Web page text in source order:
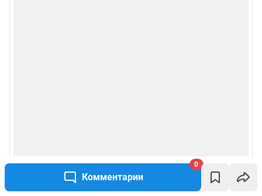
Комментарии
0